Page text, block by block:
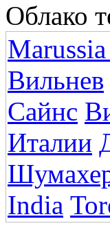
Облако
Вильнев
Сайнс
Италии
India